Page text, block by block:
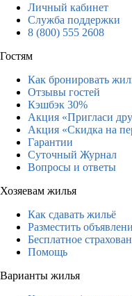
Личный кабинет
Служба поддержки
8 (800) 555 2608
Гостям
Как бронировать
Отзывы гостей
Кэшбэк 30%
Акция «Пригласи
Акция «Скидка на
Гарантии
Суточный Журнал
Вопросы и ответы
Хозяевам жилья
Как сдавать жильё
Разместить
Бесплатное
Помощь
Варианты жилья